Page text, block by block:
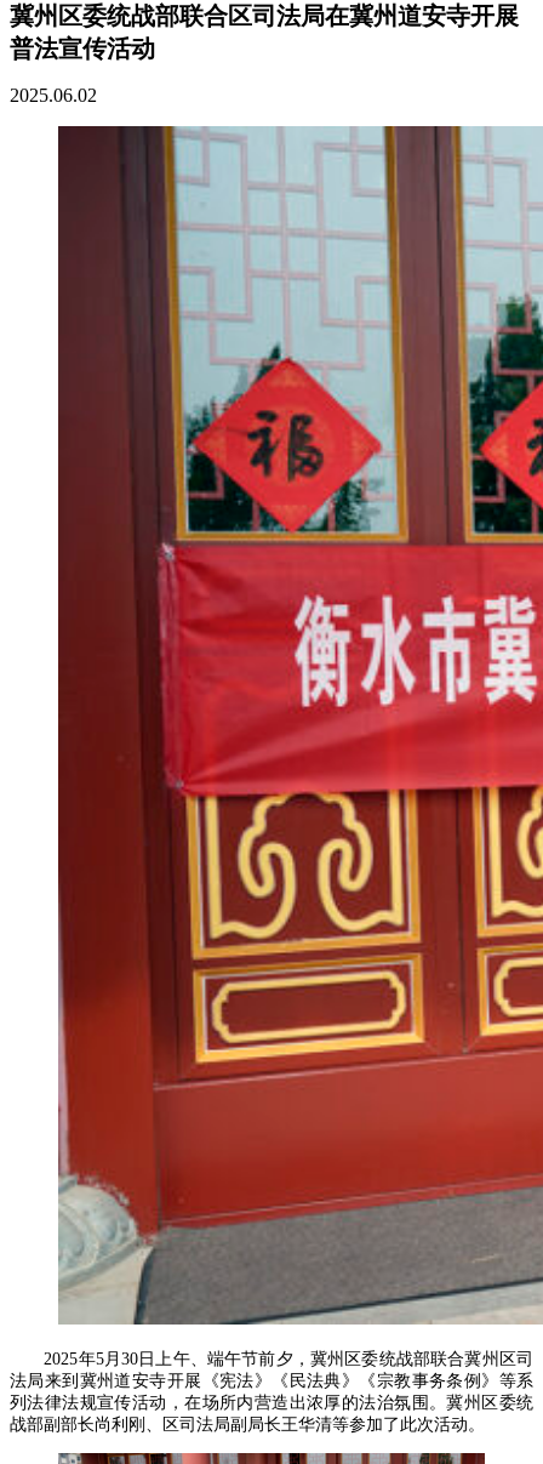
冀州区委统战部联合区司法局在冀州道安寺开展
普法宣传活动
2025.06.02
2025年5月30日上午、端午节前夕，冀州区委统战部联合冀州区司
法局来到冀州道安寺开展《宪法》《民法典》《宗教事务条例》等系
列法律法规宣传活动，在场所内营造出浓厚的法治氛围。冀州区委统
战部副部长尚利刚、区司法局副局长王华清等参加了此次活动。